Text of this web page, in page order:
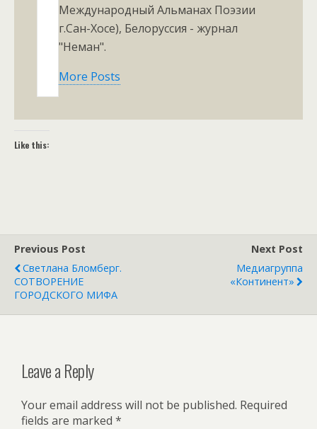
Международный Альманах Поэзии
г.Сан-Хосе), Белоруссия - журнал
"Неман".
More Posts
Like this:
Previous Post
Светлана Бломберг.
СОТВОРЕНИЕ
ГОРОДСКОГО МИФА
Next Post
Медиагруппа
«Континент»
Leave a Reply
Your email address will not be published. Required
fields are marked *